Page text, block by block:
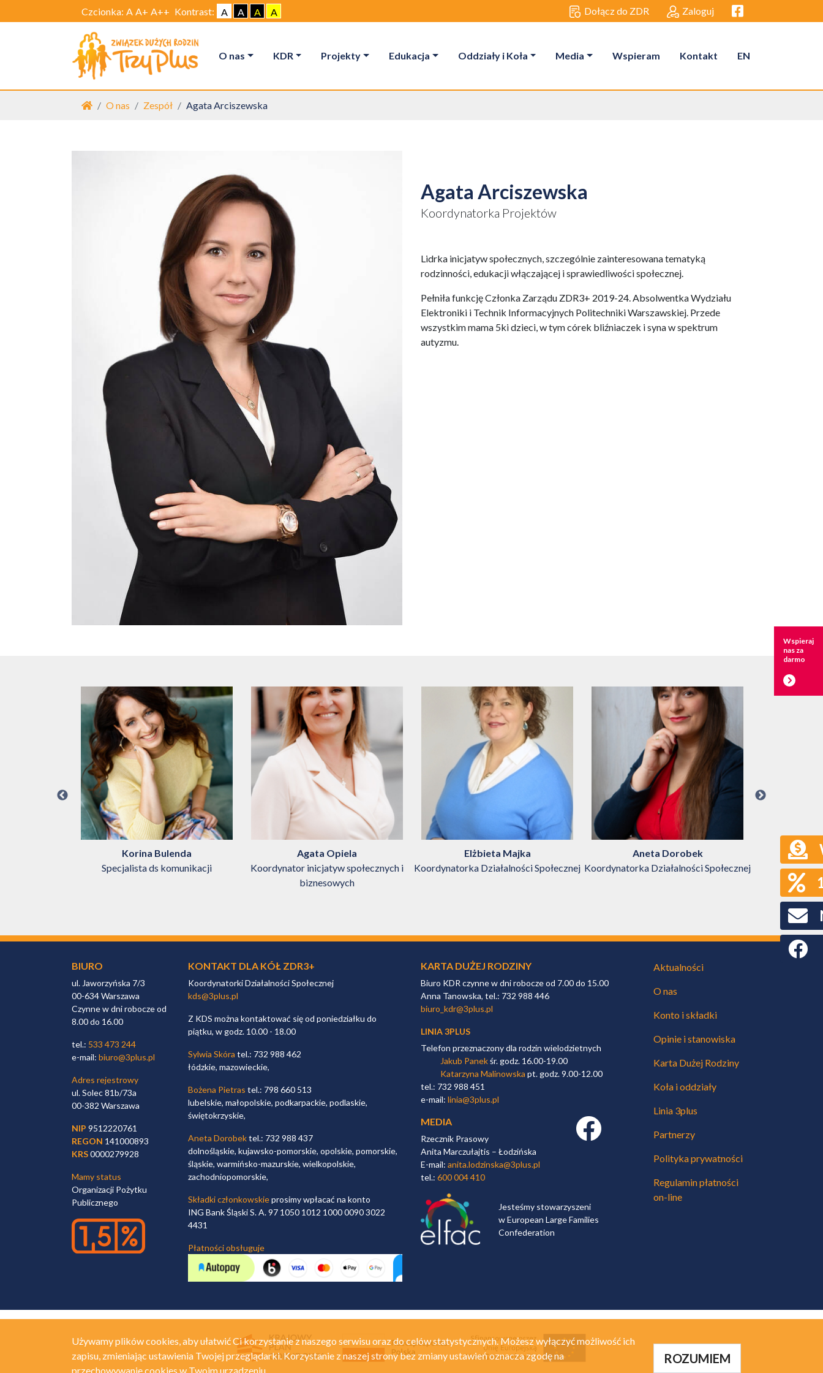
Czcionka: A A+ A++ Kontrast: A A A A Dołącz do ZDR Zaloguj Facebook link
O nas KDR Projekty Edukacja Oddziały i Koła Media Wspieram Kontakt EN
Strona główna
O nas Zespół Agata Arciszewska
Agata Arciszewska
Koordynatorka Projektów
Lidrka inicjatyw społecznych, szczególnie zainteresowana tematyką
rodzinności, edukacji włączającej i sprawiedliwości społecznej.
Pełniła funkcję Członka Zarządu ZDR3+ 2019-24. Absolwentka Wydziału
Elektroniki i Technik Informacyjnych Politechniki Warszawskiej. Przede
wszystkim mama 5ki dzieci, w tym córek bliźniaczek i syna w spektrum
autyzmu.
Korina Bulenda
Specjalista ds komunikacji
Agata Opiela
Koordynator inicjatyw społecznych i
biznesowych
Elżbieta Majka
Koordynatorka Działalności Społecznej
Aneta Dorobek
Koordynatorka Działalności Społecznej
Rzecznik
Rodziny;
Dużych
BIURO
ul. Jaworzyńska 7/3
00-634 Warszawa
Czynne w dni robocze od
8.00 do 16.00
tel.: 533 473 244
e-mail: biuro@3plus.pl
Adres rejestrowy
ul. Solec 81b/73a
00-382 Warszawa
NIP 9512220761
REGON 141000893
KRS0000279928
Mamy status
Organizacji Pożytku
Publicznego
KONTAKT DLA KÓŁ ZDR3+
Koordynatorki Działalności Społecznej
kds@3plus.pl
Z KDS można kontaktować się od poniedziałku do
piątku, w godz. 10.00 - 18.00
Sylwia Skóra tel.: 732 988 462
łódzkie, mazowieckie,
Bożena Pietras tel.: 798 660 513
lubelskie, małopolskie, podkarpackie, podlaskie,
świętokrzyskie,
Aneta Dorobektel.: 732 988 437
dolnośląskie, kujawsko-pomorskie, opolskie, pomorskie,
śląskie, warmińsko-mazurskie, wielkopolskie,
zachodniopomorskie,
Składki członkowskieprosimy wpłacać na konto
ING Bank Śląski S. A. 97 1050 1012 1000 0090 3022
4431
Płatności obsługuje
KARTA DUŻEJ RODZINY
Biuro KDR czynne w dni robocze od 7.00 do 15.00
Anna Tanowska, tel.: 732 988 446
biuro_kdr@3plus.pl
LINIA 3PLUS
Telefon przeznaczony dla rodzin wielodzietnych
Jakub Panekśr. godz. 16.00-19.00
Katarzyna Malinowska pt. godz. 9.00-12.00
tel.: 732 988 451
e-mail: linia@3plus.pl
MEDIA
Rzecznik Prasowy
Anita Marczułajtis – Łodzińska
E-mail: anita.lodzinska@3plus.pl
tel.: 600 004 410
Facebook link
Jesteśmy stowarzyszeni
w European Large Families
Confederation
Aktualności
O nas
Konto i składki
Opinie i stanowiska
Karta Dużej Rodziny
Koła i oddziały
Linia 3plus
Partnerzy
Polityka prywatności
Regulamin płatności
on-line
Używamy plików cookies, aby ułatwić Ci korzystanie z naszego serwisu oraz do celów statystycznych. Możesz wyłączyć możliwość ich
zapisu, zmieniając ustawienia Twojej przeglądarki. Korzystanie z naszej strony bez zmiany ustawień oznacza zgodę na
przechowywanie cookies w Twoim urządzeniu.
ROZUMIEM
Wspieraj
nas za
darmo